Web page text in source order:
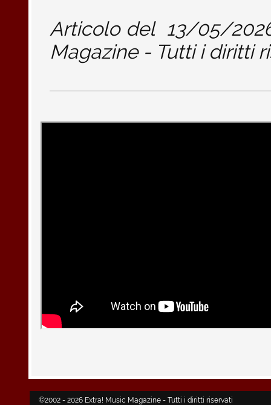
Articolo del 13/05/
Magazine - Tutti i diritti
©2002 - 2026 Extra! Music Magazine - Tutti i diritti riservati